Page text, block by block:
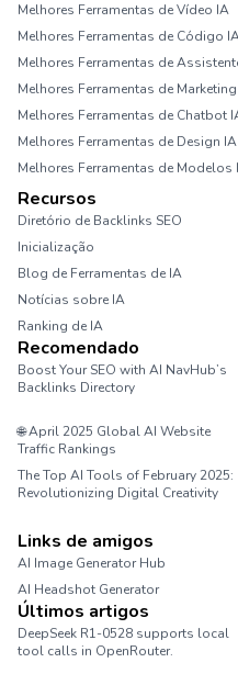
Melhores Ferramentas de Vídeo IA
Melhores Ferramentas de Código
Melhores Ferramentas de
Melhores Ferramentas de
Melhores Ferramentas de Chatbot
Melhores Ferramentas de Design IA
Melhores Ferramentas de Modelos
Recursos
Diretório de Backlinks SEO
Inicialização
Blog de Ferramentas de IA
Notícias sobre IA
Ranking de IA
Recomendado
Boost Your SEO with AI NavHub’s
Backlinks Directory
🌐 April 2025 Global AI Website
Traffic Rankings
The Top AI Tools of February 2025:
Revolutionizing Digital Creativity
Links de amigos
AI Image Generator Hub
AI Headshot Generator
Últimos artigos
DeepSeek R1-0528 supports local
tool calls in OpenRouter.